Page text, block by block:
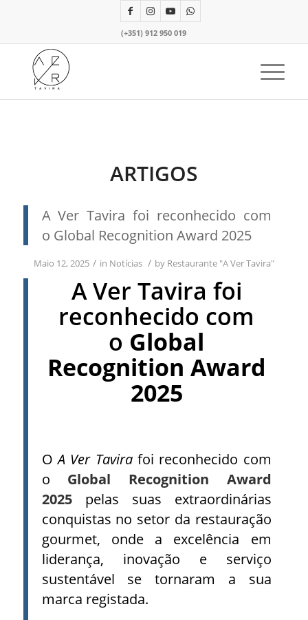
(+351) 912 950 019
ARTIGOS
A Ver Tavira foi reconhecido com
o Global Recognition Award 2025
Maio 12, 2025 / in Notícias / by Restaurante "A Ver Tavira"
A Ver Tavira foi
reconhecido com
o Global
Recognition Award
2025
OA Ver Tavirafoi reconhecido com
o Global Recognition Award
2025pelas suas extraordinárias
conquistas no setor da restauração
gourmet, onde a excelência em
liderança, inovação e serviço
sustentável se tornaram a sua
marca registada.